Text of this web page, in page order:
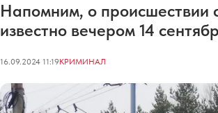
Напомним, о происшествии
известно вечером 14
16.09.2024 11:19КРИМИНАЛ